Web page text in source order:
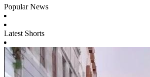
Popular News
Latest Shorts